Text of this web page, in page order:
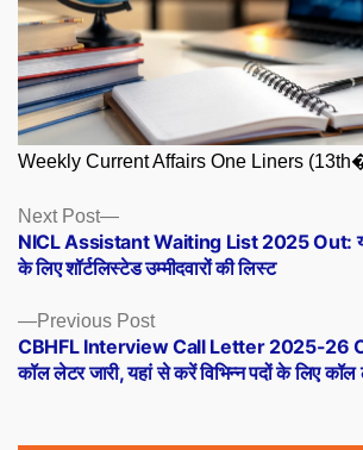
Weekly Current Affairs One Liners
Posts
navigation
Previous PostPrevious
post:
CBHFL Interview Call Letter 2025-26
कॉल लेटर जारी, यहां से करें विभिन्न पदों के लिए
Next Post
Next
post:
NICL Assistant Waiting List 2025 Out:
के लिए शॉर्टलिस्टेड उम्मीदवारों की लिस्ट